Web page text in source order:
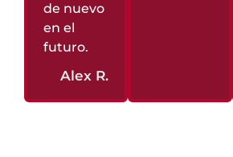
de nuevo
en el
futuro.
Alex R.